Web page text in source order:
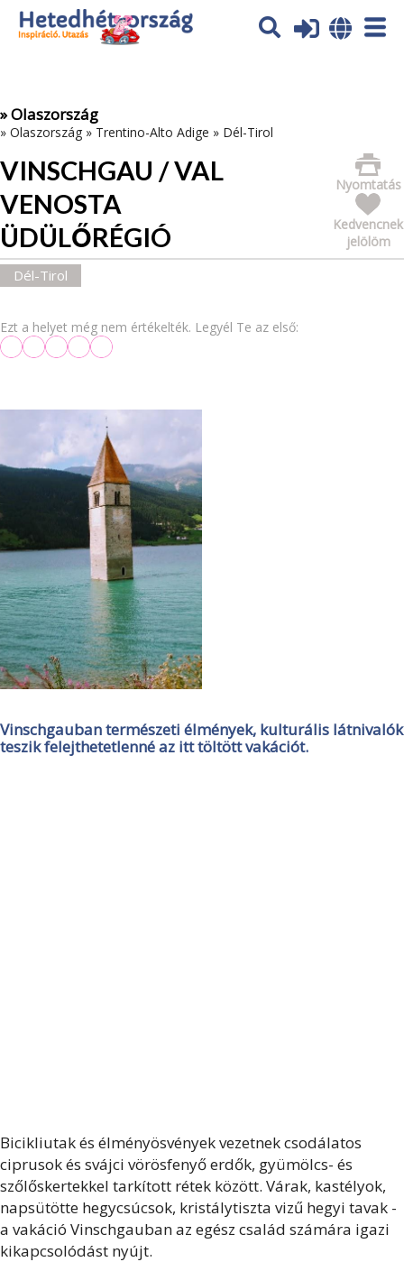
Az oldal sütiket (cookies) használ. További tájékoztatás itt:
Adatvédelmi tájékoztató
» Olaszország
» Olaszország » Trentino-Alto Adige » Dél-Tirol
VINSCHGAU / VAL
VENOSTA
ÜDÜLŐRÉGIÓ
Nyomtatás
Kedvencnek
jelölöm
Dél-Tirol
Ezt a helyet még nem értékelték. Legyél Te az első:
Vinschgauban természeti élmények, kulturális látnivalók
teszik felejthetetlenné az itt töltött vakációt.
Bicikliutak és élményösvények vezetnek csodálatos
ciprusok és svájci vörösfenyő erdők, gyümölcs- és
szőlőskertekkel tarkított rétek között. Várak, kastélyok,
napsütötte hegycsúcsok, kristálytiszta vizű hegyi tavak -
a vakáció Vinschgauban az egész család számára igazi
kikapcsolódást nyújt.